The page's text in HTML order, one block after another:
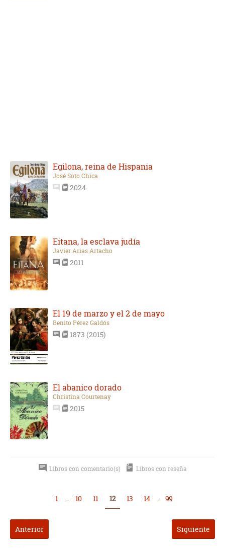
Egilona, reina de Hispania
José Soto Chica
2024
Eitana, la esclava judía
Javier Arias Artacho
2011
El 19 de marzo y el 2 de mayo
Benito Pérez Galdós
1873 (2015)
El abanico dorado
Christina Courtenay
2015
Libros con comentario(s) Libros con reseña
Anterior
1 ... 10 11 12 13 14 ... 99
Siguiente